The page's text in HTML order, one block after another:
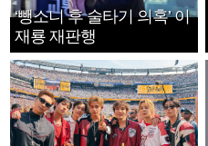
‘뺑소니 후 술타기 의혹’ 이
재룡 재판행